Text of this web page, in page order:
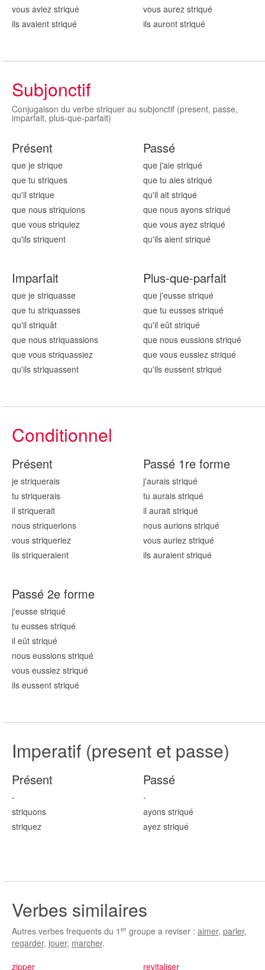
vous aviez striqué
ils avaient striqué
vous aurez striqué
ils auront striqué
Subjonctif
Conjugaison du verbe striquer au subjonctif (present, passe,
imparfait, plus-que-parfait)
Présent
que je strique
que tu striques
qu'il strique
que nous striquions
que vous striquiez
qu'ils striquent
Passé
que j'aie striqué
que tu aies striqué
qu'il ait striqué
que nous ayons striqué
que vous ayez striqué
qu'ils aient striqué
Imparfait
que je striquasse
que tu striquasses
qu'il striquât
que nous striquassions
que vous striquassiez
qu'ils striquassent
Plus-que-parfait
que j'eusse striqué
que tu eusses striqué
qu'il eût striqué
que nous eussions striqué
que vous eussiez striqué
qu'ils eussent striqué
Conditionnel
Présent
je striquerais
tu striquerais
il striquerait
nous striquerions
vous striqueriez
ils striqueraient
Passé 1re forme
j'aurais striqué
tu aurais striqué
il aurait striqué
nous aurions striqué
vous auriez striqué
ils auraient striqué
Passé 2e forme
j'eusse striqué
tu eusses striqué
il eût striqué
nous eussions striqué
vous eussiez striqué
ils eussent striqué
Imperatif (present et passe)
Présent
-
striquons
striquez
Passé
-
ayons striqué
ayez striqué
Verbes similaires
Autres verbes frequents du 1 er groupe a reviser : aimer, parler,
regarder, jouer, marcher.
zipper
revitaliser